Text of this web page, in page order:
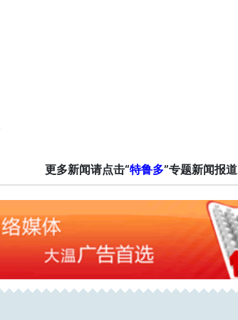
更多新闻请点击“特鲁多”专题新闻报道